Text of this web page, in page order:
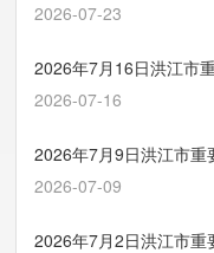
2026-07-23
2026年7月16日洪江市
2026-07-16
2026年7月9日洪江市重
2026-07-09
2026年7月2日洪江市重